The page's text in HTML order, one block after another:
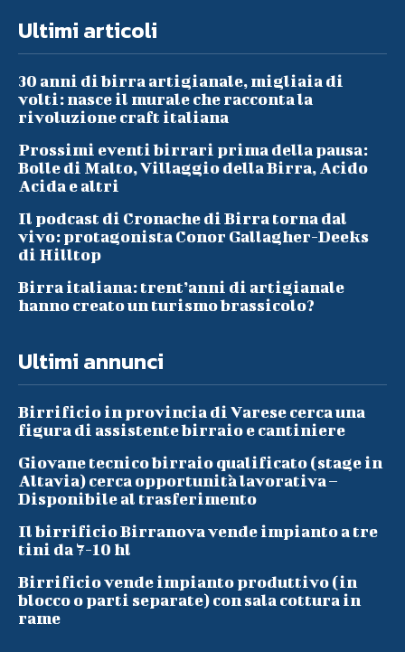
Ultimi articoli
30 anni di birra artigianale, migliaia di
volti: nasce il murale che racconta la
rivoluzione craft italiana
Prossimi eventi birrari prima della pausa:
Bolle di Malto, Villaggio della Birra, Acido
Acida e altri
Il podcast di Cronache di Birra torna dal
vivo: protagonista Conor Gallagher-Deeks
di Hilltop
Birra italiana: trent’anni di artigianale
hanno creato un turismo brassicolo?
Ultimi annunci
Birrificio in provincia di Varese cerca una
figura di assistente birraio e cantiniere
Giovane tecnico birraio qualificato (stage in
Altavia) cerca opportunità lavorativa –
Disponibile al trasferimento
Il birrificio Birranova vende impianto a tre
tini da 7-10 hl
Birrificio vende impianto produttivo (in
blocco o parti separate) con sala cottura in
rame